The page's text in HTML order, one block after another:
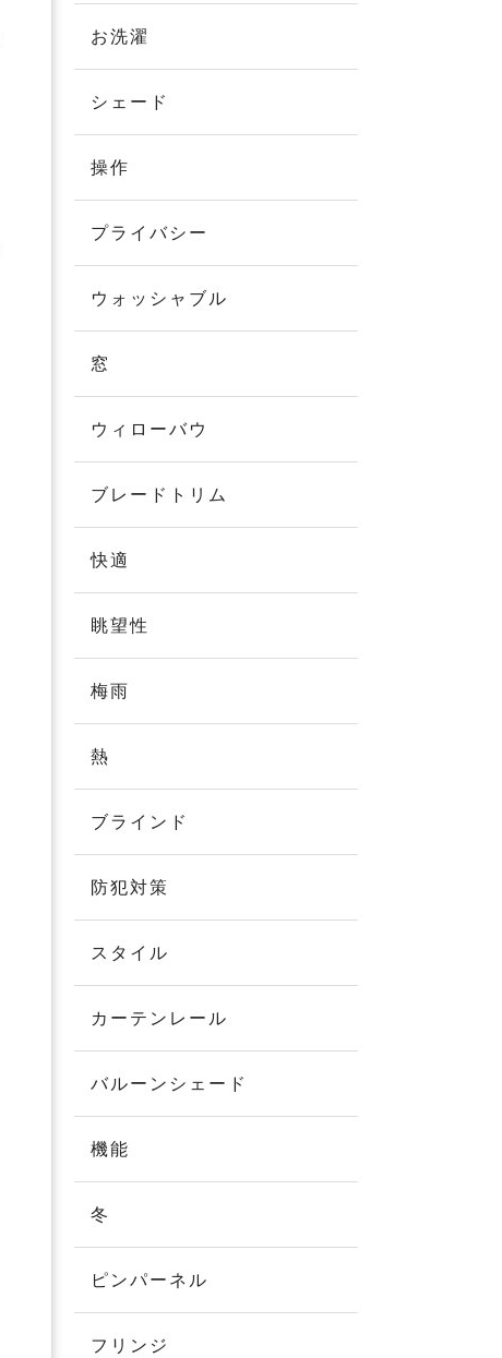
お洗濯
シェード
操作
プライバシー
ウォッシャブル
窓
ウィローバウ
ブレードトリム
快適
眺望性
梅雨
熱
ブラインド
防犯対策
スタイル
カーテンレール
バルーンシェード
機能
冬
ピンパーネル
フリンジ